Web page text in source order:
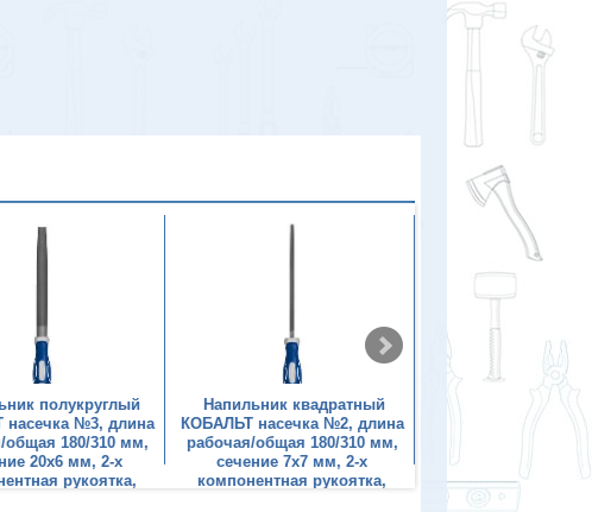
полукруглый
насечка №3, длина
общая 180/310 мм,
20х6 мм, 2-х
рукоятка,
Напильник квадратный
КОБАЛЬТ насечка №2, длина
рабочая/общая 180/310 мм,
сечение 7х7 мм, 2-х
компонентная рукоятка,
Напильник
КОБАЛЬТ насечка
компонентная